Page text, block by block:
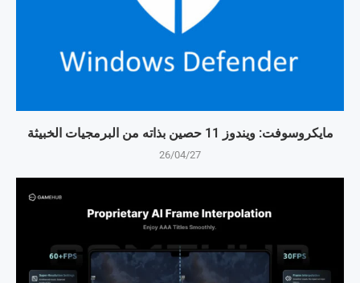
مايكروسوفت: ويندوز 11 حصين بذاته من البرمجيات الخبيثة
26/04/27